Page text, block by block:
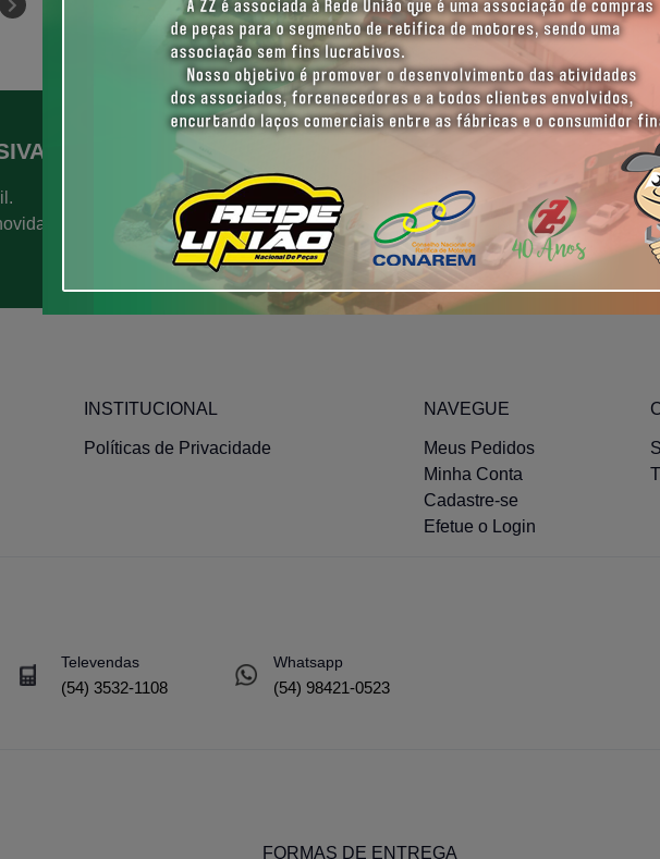
em
Quero receber
INSTITUCIONAL
Políticas de Privacidade
NAVEGUE
Meus Pedidos
Minha Conta
Cadastre-se
Efetue o Login
Televendas
(54) 3532-1108
Whatsapp
(54) 98421-0523
FORMAS DE ENTREGA